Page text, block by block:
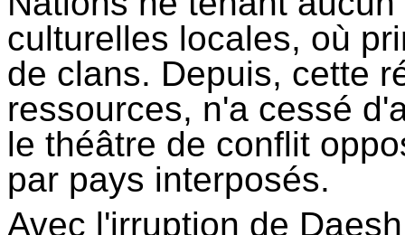
culturelles locales, où
de clans. Depuis, cette
ressources, n'a cessé
le théâtre de conflit
par pays interposés.
Avec l'irruption de Daesh